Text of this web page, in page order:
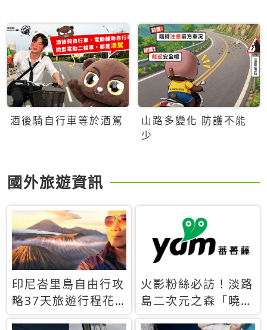
酒後騎自行車等於酒駕
山路多變化 防護不能
少
國外旅遊資訊
印尼峇里島自由行攻
略37天旅遊行程花
費5萬台幣 ❤️別等退
火影粉絲必訪！淡路
島二次元之森「曉」
解謎任務9月起全面